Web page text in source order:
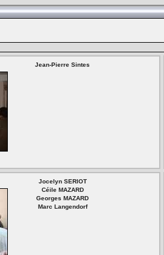
Jean-Pierre Sintes
Jocelyn SERIOT
Céile MAZARD
Georges MAZARD
Marc Langendorf